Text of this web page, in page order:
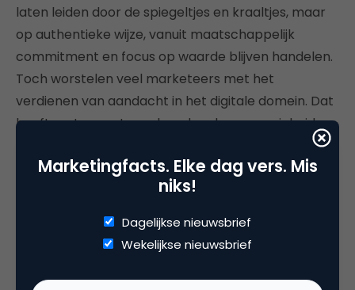
laten leiden door de spiegeltjes en kraaltjes, maar
op authentieke wijze, vanuit maatschappelijk
commitment en focus op waarde blijven handelen.
Toch worstelen veel marketeers met het
verdienen van aandacht in het digitale domein. Dat
heeft met meer te maken dan de onwennigheid
met de technologie of het gebrek aan technische
kennis. Te vaak wordt nieuwe technologie
gecombineerd met oud denken. De push-
benadering is zo ingeprogrammeerd dat sociale
media campagnes worden ingezet alsof het de
nieuwe massa-media zijn, waarbij de zender de
controle heeft. Dat is geenszins het geval. De
Marketingfacts. Elke dag vers. Mis
niks!
Dagelijkse nieuwsbrief
Wekelijkse nieuwsbrief